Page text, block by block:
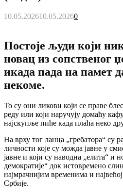
10.05.202610.05.20260
Постоје људи који
новац из сопственог
икада пада на памет
некоме.
То су они ликови који се праве
реду или који наручују домаћу
најскупље пиће када плаћа неко
На врху тог ланца „гребатора“ су
личности које су можда јавне у
јавне и који су наводна „елита“ и
демократије“ док истовремено
најмрачнијим временима и
Србије.